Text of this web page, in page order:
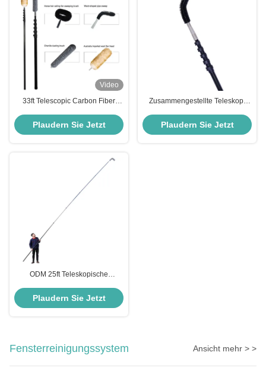
Video
33ft Telescopic Carbon Fiber
Reinigung von Ventilatoren,
Spinnweben, hohen Decken,
Plaudern Sie Jetzt
Zusammengestellte Teleskop-
Plaudern Sie Jetzt
ODM 25ft Teleskopische
Kohlenstofffaserverlängerung für
Plaudern Sie Jetzt
Fensterreinigungssystem Ansicht mehr > >